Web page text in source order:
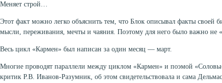
Меняет строй…
Этот факт можно легко объяснить тем, что Блок описывал факты своей
мысли, переживания, мечты и чаяния. Поэтому для него было важно не
Весь цикл «Кармен» был написан за один месяц — март.
Многие проводят параллели между циклом «Кармен» и поэмой
критик Р.В. Иванов-Разумник, об этом свидетельствовала и сама